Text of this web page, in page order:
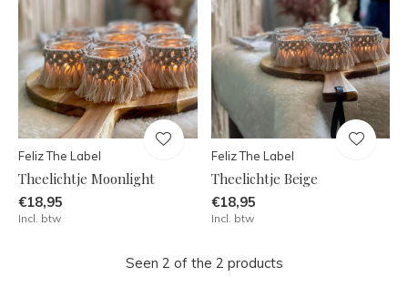
Feliz The Label
Theelichtje Moonlight
€18,95
Incl. btw
Feliz The Label
Theelichtje Beige
€18,95
Incl. btw
Seen 2 of the 2 products